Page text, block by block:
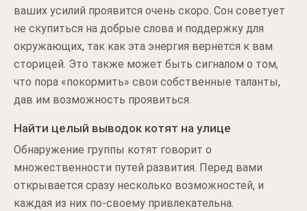
ваших усилий проявится очень скоро. Сон советует
не скупиться на добрые слова и поддержку для
окружающих, так как эта энергия вернется к вам
сторицей. Это также может быть сигналом о том,
что пора «покормить» свои собственные таланты,
дав им возможность проявиться.
Найти целый выводок котят на улице
Обнаружение группы котят говорит о
множественности путей развития. Перед вами
открывается сразу несколько возможностей, и
каждая из них по-своему привлекательна.